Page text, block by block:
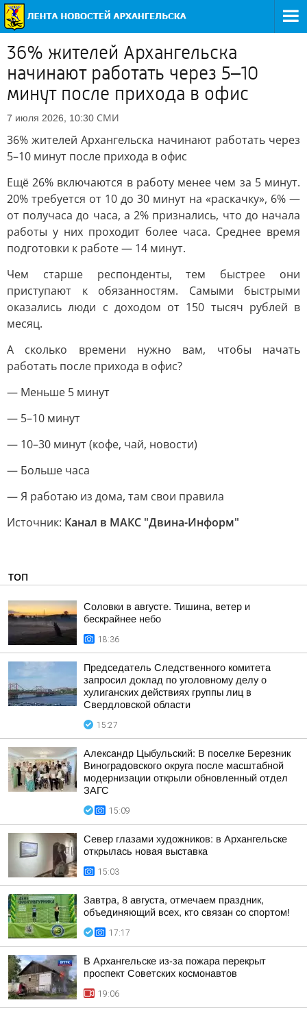
36% жителей Архангельска
начинают работать через 5–10
минут после прихода в офис
7 июля 2026, 10:30 СМИ
36% жителей Архангельска начинают работать через
5–10 минут после прихода в офис
Ещё 26% включаются в работу менее чем за 5 минут.
20% требуется от 10 до 30 минут на «раскачку», 6% —
от получаса до часа, а 2% признались, что до начала
работы у них проходит более часа. Среднее время
подготовки к работе — 14 минут.
Чем старше респонденты, тем быстрее они
приступают к обязанностям. Самыми быстрыми
оказались люди с доходом от 150 тысяч рублей в
месяц.
А сколько времени нужно вам, чтобы начать
работать после прихода в офис?
— Меньше 5 минут
— 5–10 минут
— 10–30 минут (кофе, чай, новости)
— Больше часа
— Я работаю из дома, там свои правила
Источник: Канал в МАКС "Двина-Информ"
ТОП
Соловки в августе. Тишина, ветер и
бескрайнее небо
18:36
Председатель Следственного комитета
запросил доклад по уголовному делу о
хулиганских действиях группы лиц в
Свердловской области
15:27
Александр Цыбульский: В поселке Березник
Виноградовского округа после масштабной
модернизации открыли обновленный отдел
ЗАГС
15:09
Север глазами художников: в Архангельске
открылась новая выставка
15:03
Завтра, 8 августа, отмечаем праздник,
объединяющий всех, кто связан со спортом!
17:17
В Архангельске из-за пожара перекрыт
проспект Советских космонавтов
19:06